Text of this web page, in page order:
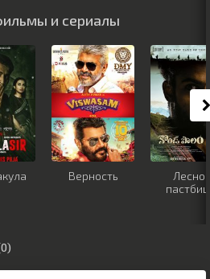
и сериалы
Верность